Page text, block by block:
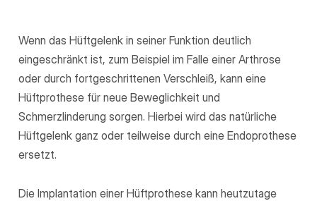
Wenn das Hüftgelenk in seiner Funktion deutlich
eingeschränkt ist, zum Beispiel im Falle einer Arthrose
oder durch fortgeschrittenen Verschleiß, kann eine
Hüftprothese für neue Beweglichkeit und
Schmerzlinderung sorgen. Hierbei wird das natürliche
Hüftgelenk ganz oder teilweise durch eine Endoprothese
ersetzt.
Die Implantation einer Hüftprothese kann heutzutage